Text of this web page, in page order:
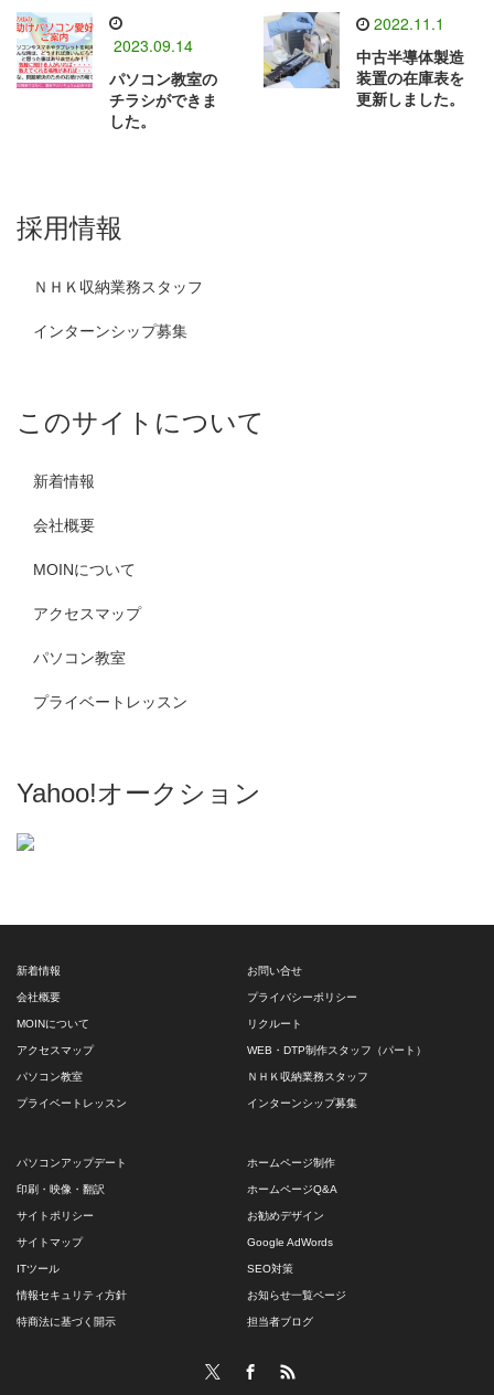
2023.09.14
パソコン教室の
チラシができま
した。
2022.11.1
中古半導体製造
装置の在庫表を
更新しました。
採用情報
ＮＨＫ収納業務スタッフ
インターンシップ募集
このサイトについて
新着情報
会社概要
MOINについて
アクセスマップ
パソコン教室
プライベートレッスン
Yahoo!オークション
新着情報
会社概要
MOINについて
アクセスマップ
パソコン教室
プライベートレッスン
お問い合せ
プライバシーポリシー
リクルート
WEB・DTP制作スタッフ（パート）
ＮＨＫ収納業務スタッフ
インターンシップ募集
パソコンアップデート
印刷・映像・翻訳
サイトポリシー
サイトマップ
ITツール
情報セキュリティ方針
特商法に基づく開示
ホームページ制作
ホームページQ&A
お勧めデザイン
Google AdWords
SEO対策
お知らせ一覧ページ
担当者ブログ